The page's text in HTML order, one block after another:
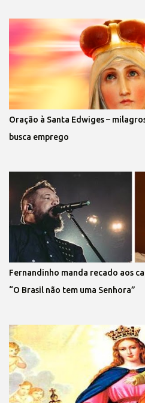
Oração à Santa Edwiges –
busca emprego
Fernandinho manda recado aos
“O Brasil não tem uma Senhora”